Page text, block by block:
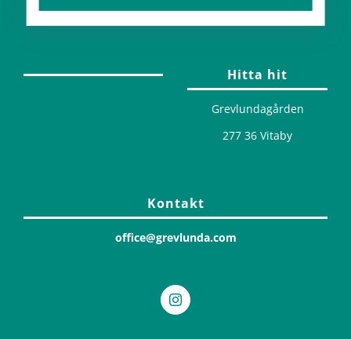
Design
Hitta hit
Grevlundagården
277 36 Vitaby
Kontakt
office@grevlunda.com